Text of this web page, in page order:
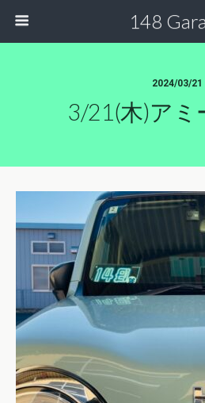
148
2024/03/21
3/21(木)アミ